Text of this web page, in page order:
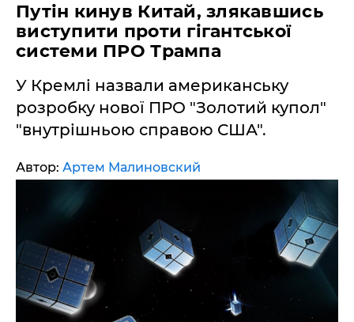
Путін кинув Китай, злякавшись
виступити проти гігантської
системи ПРО Трампа
У Кремлі назвали американську
розробку нової ПРО "Золотий купол"
"внутрішньою справою США".
Автор: Артем Малиновский